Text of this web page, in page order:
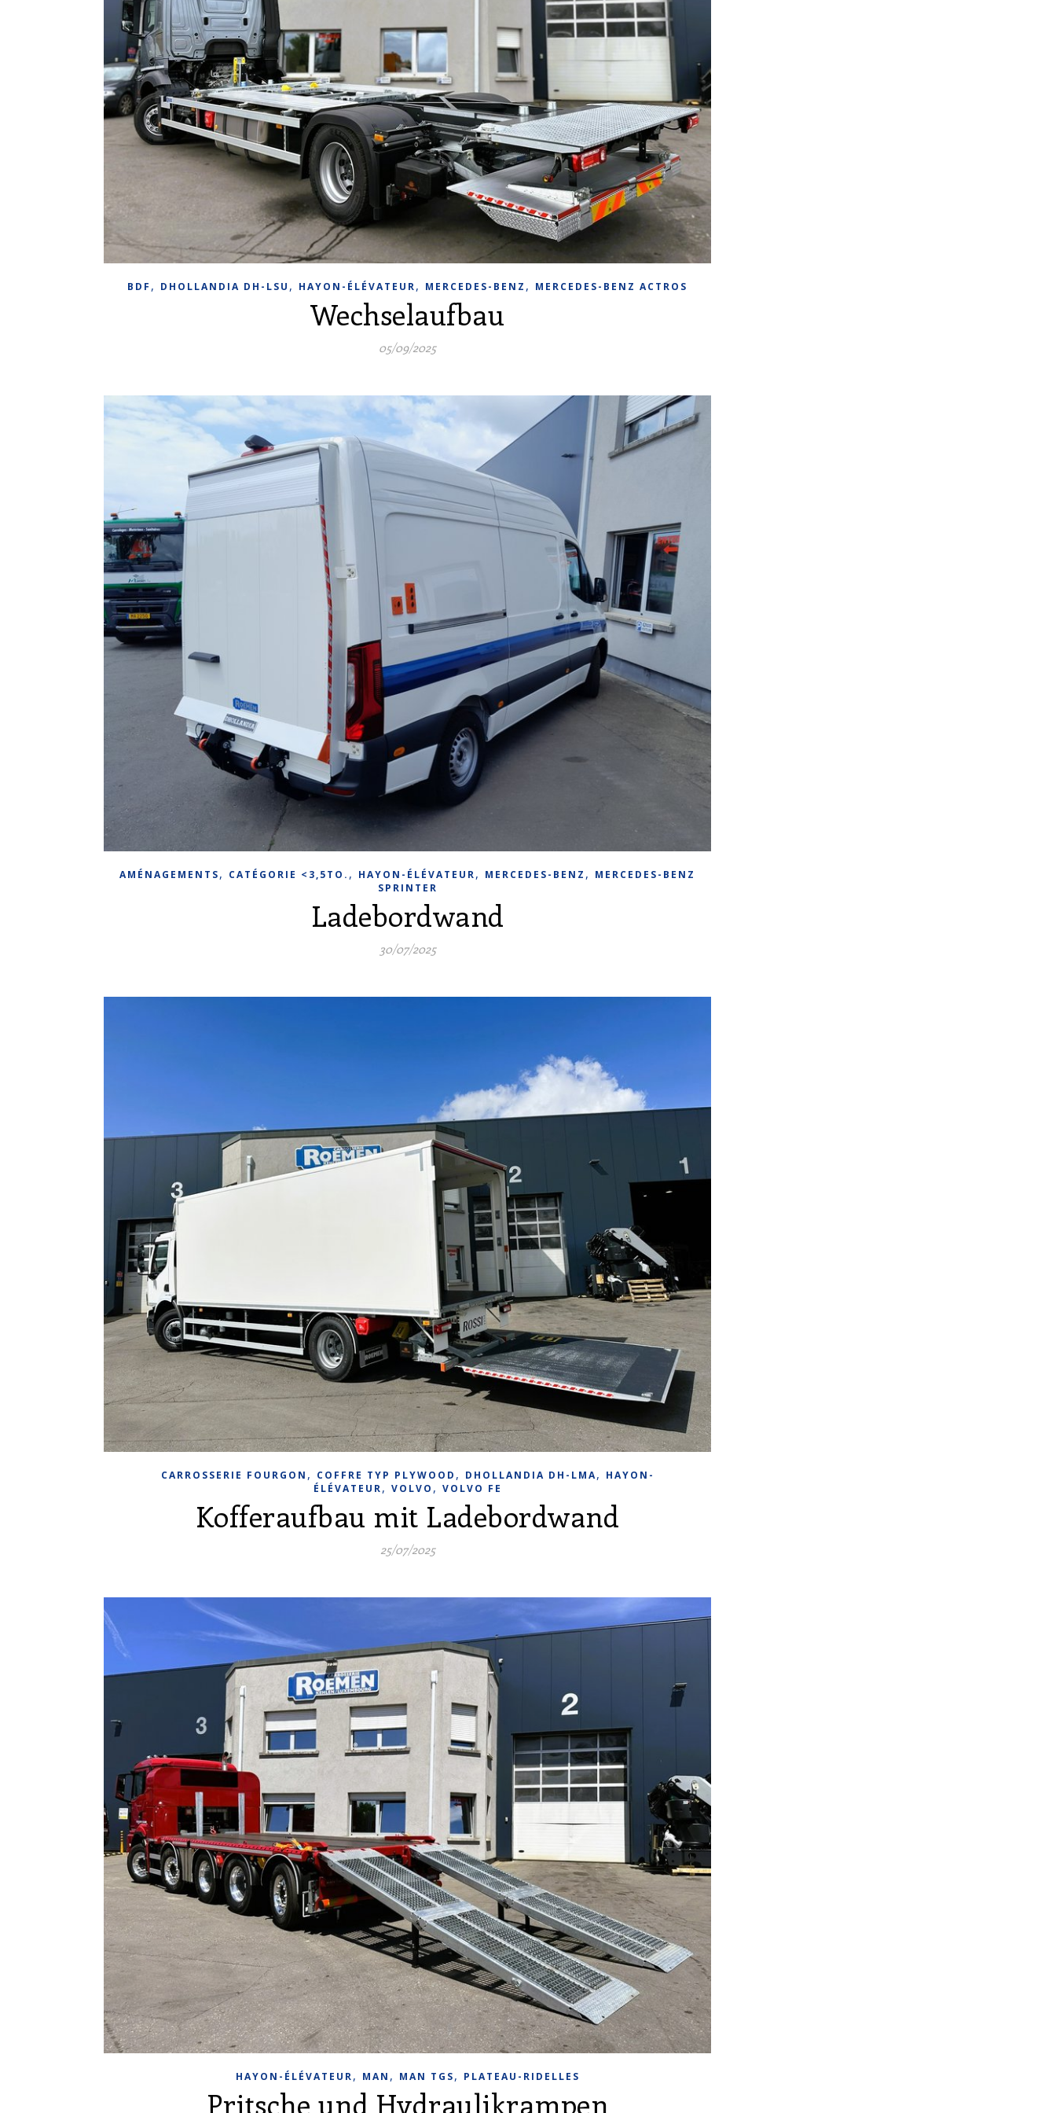
BDF , DHOLLANDIA DH-LSU , HAYON-ÉLÉVATEUR, MERCEDES-BENZ , MERCEDES-BENZ ACTROS
Wechselaufbau
05/09/2025
AMÉNAGEMENTS, CATÉGORIE <3,5TO. , HAYON-ÉLÉVATEUR, MERCEDES-BENZ , MERCEDES-BENZ
SPRINTER
Ladebordwand
30/07/2025
CARROSSERIE FOURGON , COFFRE TYP PLYWOOD , DHOLLANDIA DH-LMA, HAYON-
ÉLÉVATEUR, VOLVO , VOLVO FE
Kofferaufbau mit Ladebordwand
25/07/2025
HAYON-ÉLÉVATEUR, MAN , MAN TGS, PLATEAU-RIDELLES
Pritsche und Hydraulikrampen